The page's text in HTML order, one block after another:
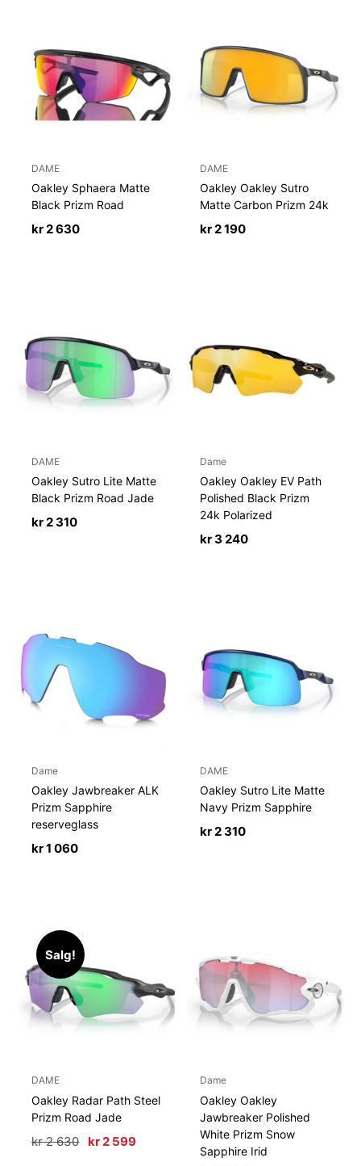
DAME
Oakley Sphaera Matte
Black Prizm Road
kr2 630
DAME
Oakley Oakley Sutro
Matte Carbon Prizm 24k
kr2 190
DAME
Oakley Sutro Lite Matte
Black Prizm Road Jade
kr 2 310
Dame
Oakley Oakley EV Path
Polished Black Prizm
24k Polarized
kr3 240
Dame
Oakley Jawbreaker ALK
Prizm Sapphire
reserveglass
kr1 060
DAME
Oakley Sutro Lite Matte
Navy Prizm Sapphire
kr2 310
Salg!
DAME
Oakley Radar Path Steel
Prizm Road Jade
kr2 630 Opprinnelig
kr2 599Nåværende
Dame
Oakley Oakley
Jawbreaker Polished
White Prizm Snow
Sapphire Irid